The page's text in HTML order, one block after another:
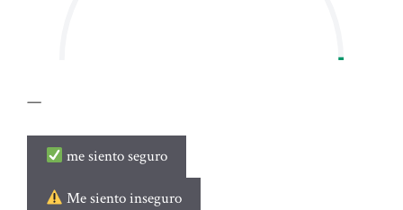
—
me siento seguro
Me siento inseguro